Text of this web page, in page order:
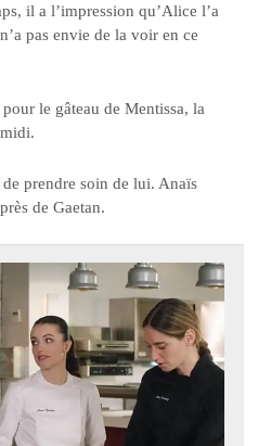
il a l’impression qu’Alice l’a
pas envie de la voir en ce
le gâteau de Mentissa, la
prendre soin de lui. Anaïs
de Gaetan.